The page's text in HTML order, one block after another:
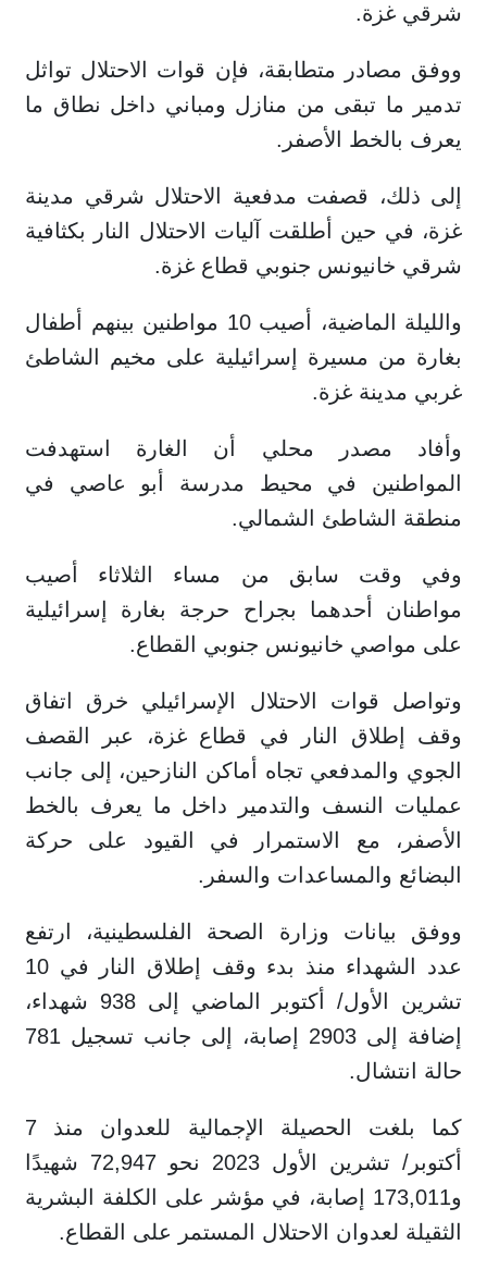
شرقي غزة.
ووفق مصادر متطابقة، فإن قوات الاحتلال تواثل
تدمير ما تبقى من منازل ومباني داخل نطاق ما
يعرف بالخط الأصفر.
إلى ذلك، قصفت مدفعية الاحتلال شرقي مدينة
غزة، في حين أطلقت آليات الاحتلال النار بكثافية
شرقي خانيونس جنوبي قطاع غزة.
والليلة الماضية، أصيب 10 مواطنين بينهم أطفال
بغارة من مسيرة إسرائيلية على مخيم الشاطئ
غربي مدينة غزة.
وأفاد مصدر محلي أن الغارة استهدفت
المواطنين في محيط مدرسة أبو عاصي في
منطقة الشاطئ الشمالي.
وفي وقت سابق من مساء الثلاثاء أصيب
مواطنان أحدهما بجراح حرجة بغارة إسرائيلية
على مواصي خانيونس جنوبي القطاع.
وتواصل قوات الاحتلال الإسرائيلي خرق اتفاق
وقف إطلاق النار في قطاع غزة، عبر القصف
الجوي والمدفعي تجاه أماكن النازحين، إلى جانب
عمليات النسف والتدمير داخل ما يعرف بالخط
الأصفر، مع الاستمرار في القيود على حركة
البضائع والمساعدات والسفر.
ووفق بيانات وزارة الصحة الفلسطينية، ارتفع
عدد الشهداء منذ بدء وقف إطلاق النار في 10
تشرين الأول/ أكتوبر الماضي إلى 938 شهداء،
إضافة إلى 2903 إصابة، إلى جانب تسجيل 781
حالة انتشال.
كما بلغت الحصيلة الإجمالية للعدوان منذ 7
أكتوبر/ تشرين الأول 2023 نحو 72,947 شهيدًا
و173,011 إصابة، في مؤشر على الكلفة البشرية
الثقيلة لعدوان الاحتلال المستمر على القطاع.